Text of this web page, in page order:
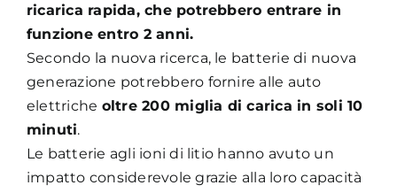
ricarica rapida, che potrebbero entrare in
funzione entro 2 anni.
Secondo la nuova ricerca, le batterie di nuova
generazione potrebbero fornire alle auto
elettriche oltre 200 miglia di carica in soli 10
minuti.
Le batterie agli ioni di litio hanno avuto un
impatto considerevole grazie alla loro capacità